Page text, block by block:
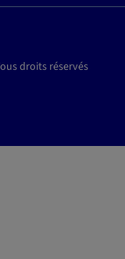
droits réservés